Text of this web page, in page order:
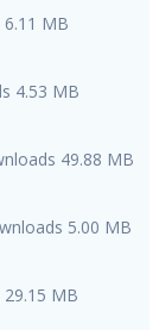
6.11 MB
4.53 MB
49.88 MB
5.00 MB
29.15 MB